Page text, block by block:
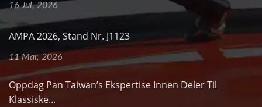
16 Jul, 2026
AMPA 2026, Stand Nr. J1123
11 Mar, 2026
Oppdag Pan Taiwan’s Ekspertise Innen Deler Til
Klassiske...